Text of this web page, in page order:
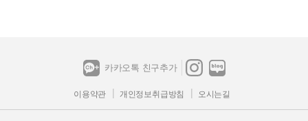
카카오톡 친구추가
이용약관 개인정보취급방침 오시는길